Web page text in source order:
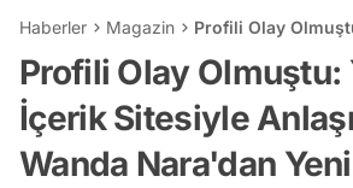
Haberler Magazin Profili Olay
Profili Olay Olmuştu:
İçerik Sitesiyle
Wanda Nara'dan